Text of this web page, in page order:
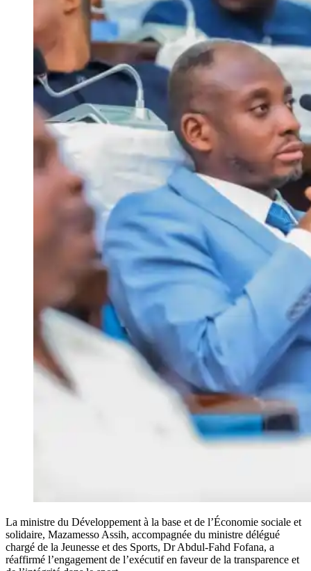
La ministre du Développement à la base et de l’Économie sociale et
solidaire, Mazamesso Assih, accompagnée du ministre délégué
chargé de la Jeunesse et des Sports, Dr Abdul-Fahd Fofana, a
réaffirmé l’engagement de l’exécutif en faveur de la transparence et